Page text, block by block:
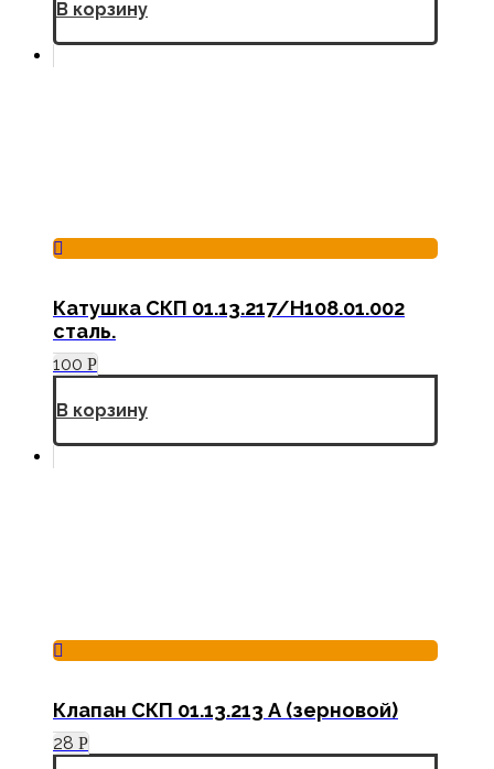
В корзину
Катушка СКП 01.13.217/Н108.01.002
сталь.
100 Р
В корзину
Клапан СКП 01.13.213 А (зерновой)
28 Р